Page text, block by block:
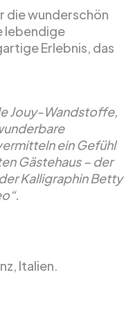
die wunderschön
lebendige
Erlebnis, das
Jouy-Wandstoffe,
ein Gefühl
Gästehaus – der
Kalligraphin Betty
Italien.